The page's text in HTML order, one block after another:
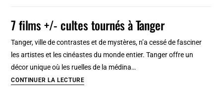
à
Naples
:
Street
art
7 films +/- cultes tournés à Tanger
Tanger, ville de contrastes et de mystères, n’a cessé de fasciner
les artistes et les cinéastes du monde entier. Tanger offre un
décor unique où les ruelles de la médina…
CONTINUER LA LECTURE7